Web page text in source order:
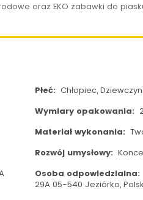
oraz EKO zabawki do
Płeć: Chłopiec,
Wymiary opakowania:
Materiał wykonania:
Rozwój umysłowy:
Osoba odpowiedzialna:
29A 05-540 Jeziórko,